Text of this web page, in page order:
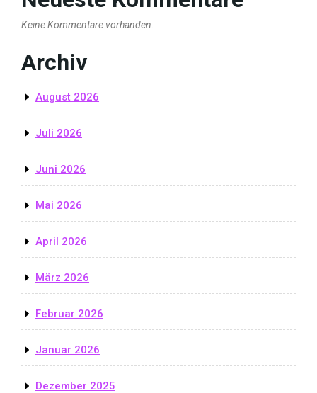
Keine Kommentare vorhanden.
Archiv
August 2026
Juli 2026
Juni 2026
Mai 2026
April 2026
März 2026
Februar 2026
Januar 2026
Dezember 2025